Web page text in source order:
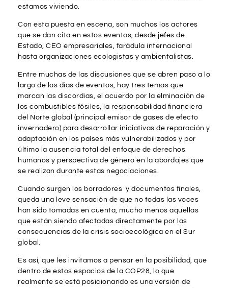
estamos viviendo.
Con esta puesta en escena, son muchos los actores
que se dan cita en estos eventos, desde jefes de
Estado, CEO empresariales, farádula internacional
hasta organizaciones ecologistas y ambientalistas.
Entre muchas de las discusiones que se abren paso a lo
largo de los días de eventos, hay tres temas que
marcan las discordias, el acuerdo por la elminación de
los combustibles fósiles, la responsabilidad financiera
del Norte global (principal emisor de gases de efecto
invernadero) para desarrollar iniciativas de reparación y
adaptación en los países más vulnerabilizados y por
último la ausencia total del enfoque de derechos
humanos y perspectiva de género en la abordajes que
se realizan durante estas negociaciones.
Cuando surgen los borradores y documentos finales,
queda una leve sensación de que no todas las voces
han sido tomadas en cuenta, mucho menos aquellas
que están siendo afectadas directamente por las
consecuencias de la crisis socioecológica en el Sur
global.
Es así, que les invitamos a pensar en la posibilidad, que
dentro de estos espacios de la COP28, lo que
realmente se está posicionando es una versión de